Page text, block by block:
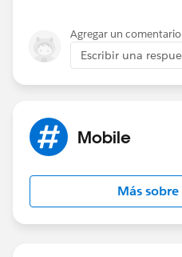
Agregar un comentario
Escribir una
Mobile
Más